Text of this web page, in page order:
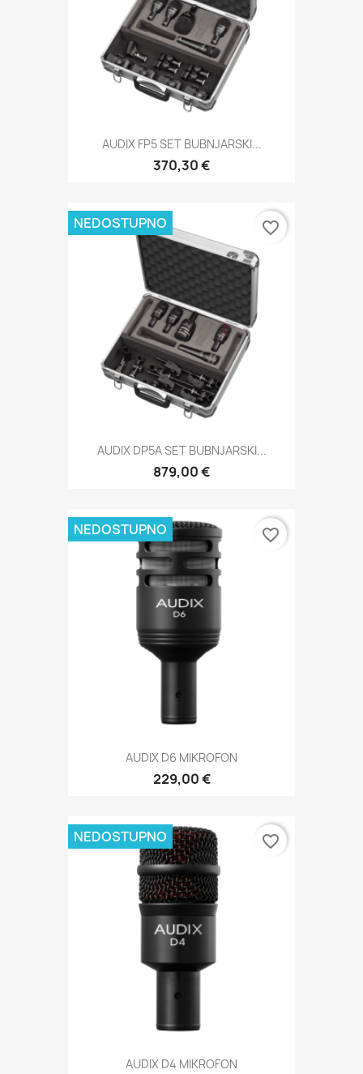
AUDIX FP5 SET BUBNJARSKI...
370,30 €
AUDIX DP5A SET BUBNJARSKI...
879,00 €
NEDOSTUPNO favorite_border
AUDIX D6 MIKROFON
229,00 €
NEDOSTUPNO favorite_border
AUDIX D4 MIKROFON
NEDOSTUPNO favorite_border